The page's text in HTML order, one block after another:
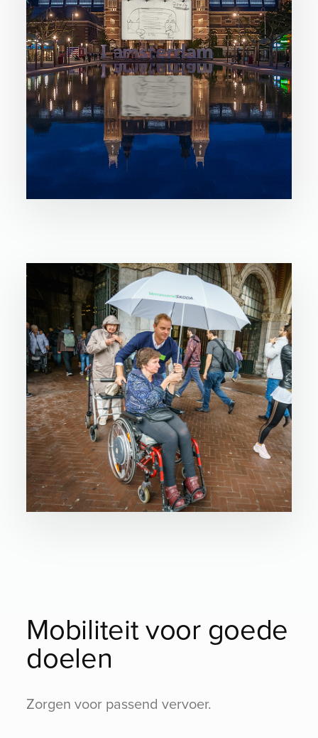
Mobiliteit voor goede
doelen
Zorgen voor passend vervoer.